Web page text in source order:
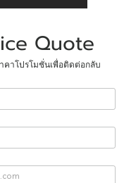
คาโปรโมชั่นเพื่อติดต่อกลับ